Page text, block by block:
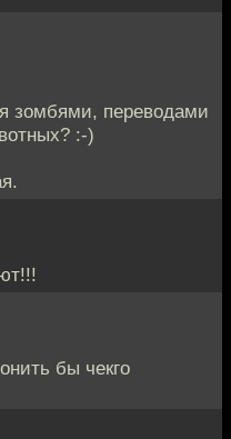
зомбями, переводами
:-)
бы чекго